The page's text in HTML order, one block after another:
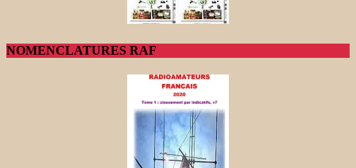
NOMENCLATURES RAF